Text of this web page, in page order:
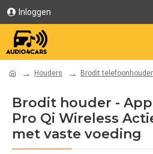
Inloggen
Houders Brodit
Brodit houder -
Pro Qi Wireless
met vaste voeding